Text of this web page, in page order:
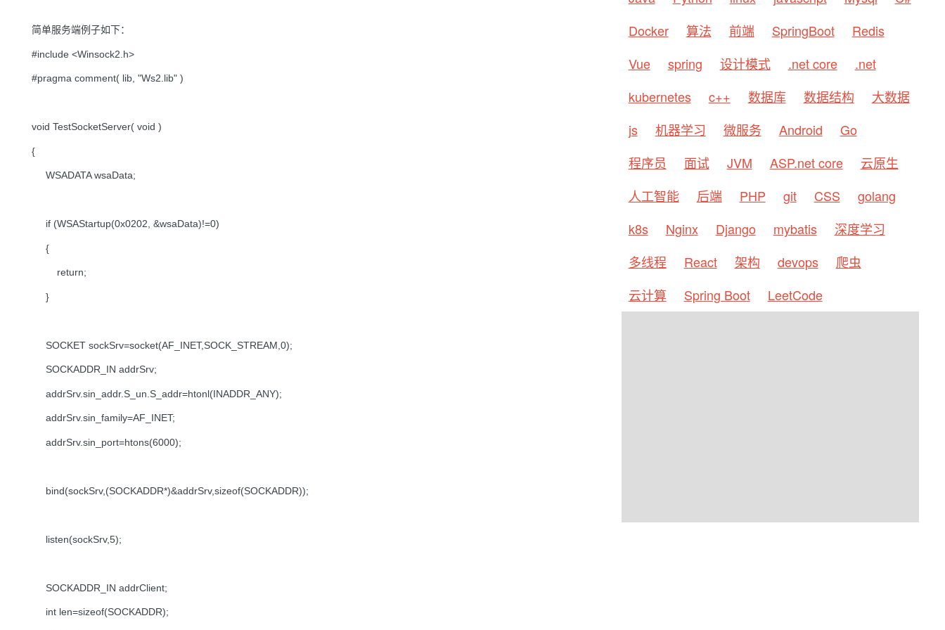
简单服务端例子如下：
#include <Winsock2.h>
#pragma comment( lib, "Ws2.lib" )
void TestSocketServer( void )
{
WSADATA wsaData;
if (WSAStartup(0x0202, &wsaData)!=0)
{
return;
}
SOCKET sockSrv=socket(AF_INET,SOCK_STREAM,0);
SOCKADDR_IN addrSrv;
addrSrv.sin_addr.S_un.S_addr=htonl(INADDR_ANY);
addrSrv.sin_family=AF_INET;
addrSrv.sin_port=htons(6000);
bind(sockSrv,(SOCKADDR*)&addrSrv,sizeof(SOCKADDR));
listen(sockSrv,5);
SOCKADDR_IN addrClient;
int len=sizeof(SOCKADDR);
Docker
算法 前端 SpringBoot
Redis
Vue
spring 设计模式 .net core
.net
kubernetes
c++ 数据库 数据结构
大数据
js
机器学习 微服务 Android
Go
程序员
面试 JVM ASP.net core
云原生
人工智能
后端 PHP git CSS
golang
k8s
Nginx Django mybatis
深度学习
多线程
React 架构 devops
爬虫
云计算
Spring Boot LeetCode